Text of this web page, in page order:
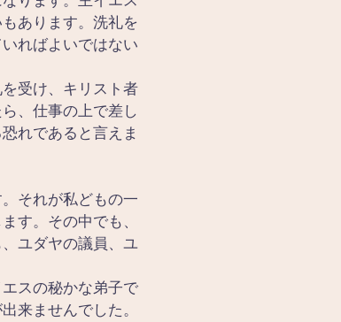
あります。洗礼を
ればよいではない
受け、キリスト者
、仕事の上で差し
れであると言えま
それが私どもの一
す。その中でも、
ユダヤの議員、ユ
スの秘かな弟子で
来ませんでした。